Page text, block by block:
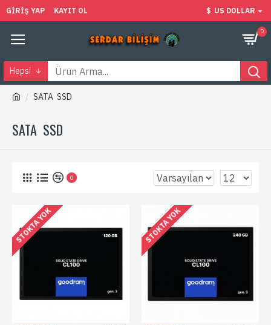
GIRIŞ YAP KAYIT OL $ US DOLLAR
0
Hepsi
SATA SSD
SATA SSD
0
STOKTA YOK STOKTA YOK